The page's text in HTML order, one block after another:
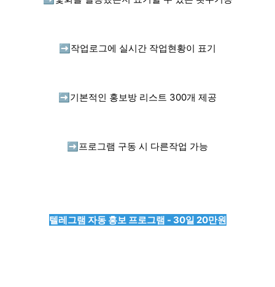
➡️ 작업로그에 실시간 작업현황이 표기
➡️ 기본적인 홍보방 리스트 300개 제공
➡️ 프로그램 구동 시 다른작업 가능
텔레그램 자동 홍보 프로그램 - 30일 20만원